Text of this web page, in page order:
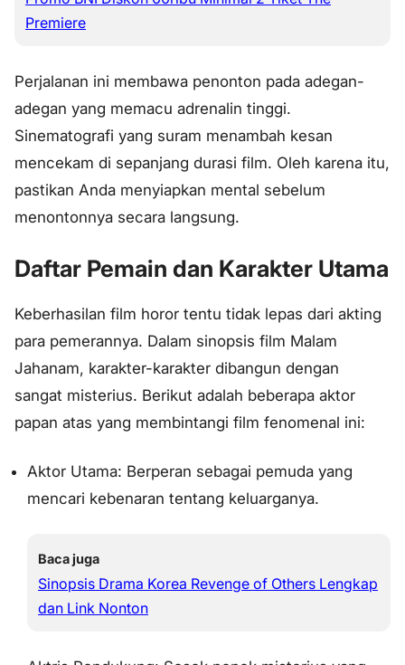
Premiere
Perjalanan ini membawa penonton pada adegan-
adegan yang memacu adrenalin tinggi.
Sinematografi yang suram menambah kesan
mencekam di sepanjang durasi film. Oleh karena itu,
pastikan Anda menyiapkan mental sebelum
menontonnya secara langsung.
Daftar Pemain dan Karakter Utama
Keberhasilan film horor tentu tidak lepas dari akting
para pemerannya. Dalam sinopsis film Malam
Jahanam, karakter-karakter dibangun dengan
sangat misterius. Berikut adalah beberapa aktor
papan atas yang membintangi film fenomenal ini:
Aktor Utama: Berperan sebagai pemuda yang
mencari kebenaran tentang keluarganya.
Baca juga
Sinopsis Drama Korea Revenge of Others Lengkap
dan Link Nonton